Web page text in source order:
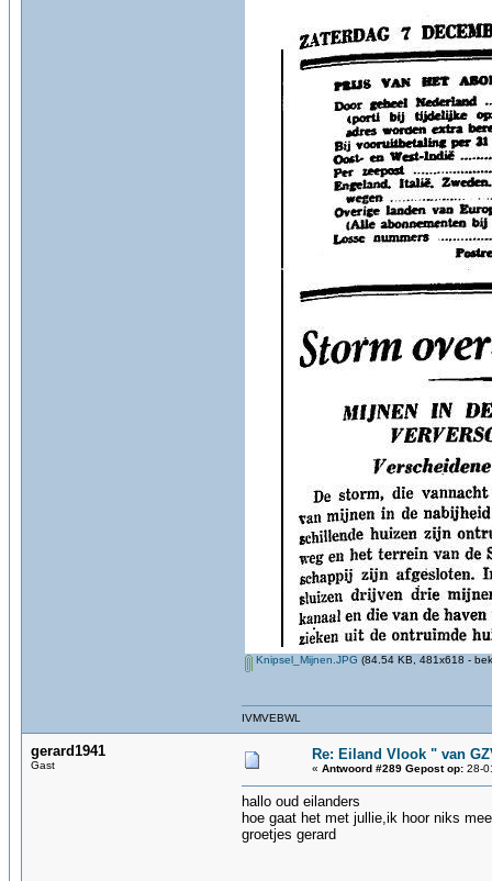
Knipsel_Mijnen.JPG (84.54 KB, 481x618 -
IVMVEBWL
gerard1941
Gast
Re: Eiland Vlook " van
« Antwoord #289 Gepost op: 28-
hallo oud eilanders
hoe gaat het met jullie,ik hoor niks
groetjes gerard